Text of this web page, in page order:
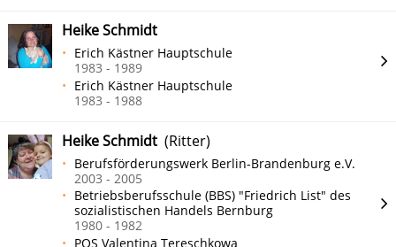
Heike Schmidt
Erich Kästner Hauptschule
1983 - 1989
Erich Kästner Hauptschule
1983 - 1988
Heike Schmidt (Ritter)
Berufsförderungswerk Berlin-Brandenburg e.V.
2003 - 2005
Betriebsberufsschule (BBS) "Friedrich List" des
sozialistischen Handels Bernburg
1980 - 1982
POS Valentina Tereschkowa